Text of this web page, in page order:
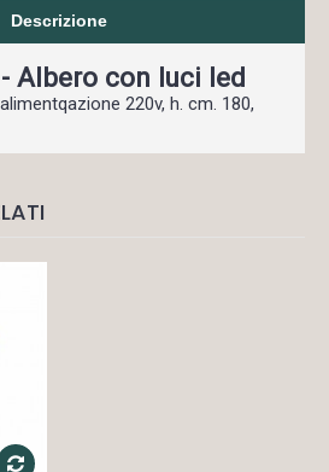
Descrizione
Albero con luci led
220v, h. cm. 180,